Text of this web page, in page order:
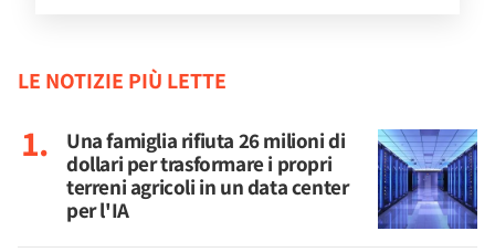
LE NOTIZIE PIÙ LETTE
Una famiglia rifiuta 26 milioni di
dollari per trasformare i propri
terreni agricoli in un data center
per l'IA